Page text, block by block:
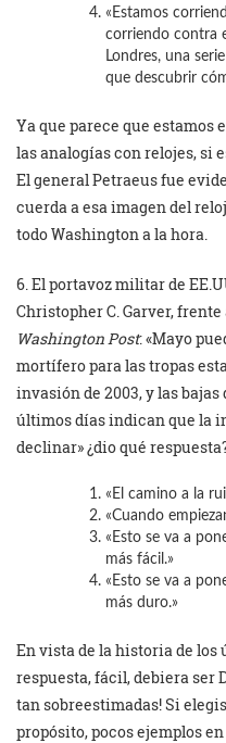
«Estamos
corriendo contra
Londres, una
que descubrir
Ya que parece que estamos
las analogías con relojes, si
El general Petraeus fue
cuerda a esa imagen del
todo Washington a la hora.
6. El portavoz militar de
Christopher C. Garver,
Washington Post: «Mayo
mortífero para las tropas
invasión de 2003, y las
últimos días indican que la
declinar» ¿dio qué
«El camino a la
«Cuando
«Esto se va a
más fácil.»
«Esto se va a
más duro.»
En vista de la historia de los
respuesta, fácil, debiera ser
tan sobreestimadas! Si
propósito, pocos ejemplos